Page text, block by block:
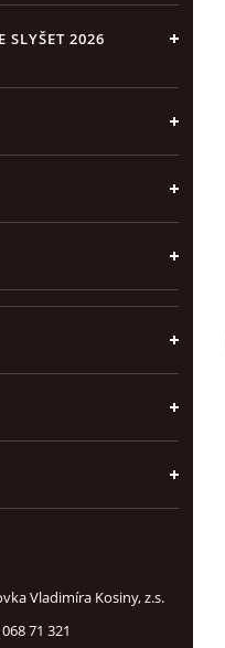
SLYŠET 2026
Vladimíra Kosiny, z.s.
068 71 321